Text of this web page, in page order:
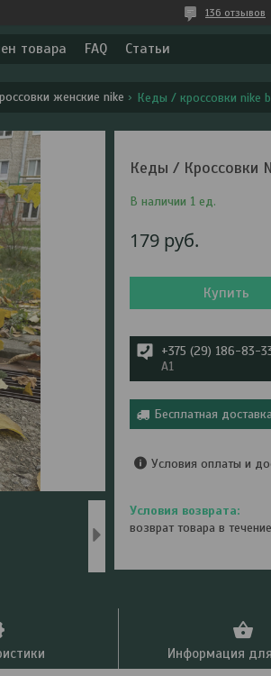
136 отзывов
товара FAQ Статьи
женские nike Кеды / кроссовки nike
Кеды / Кроссовки
В наличии 1 ед.
179 руб.
Купить
+375 (29) 186-83-
A1
Бесплатная доставка
Условия оплаты и
возврат товара в
Информация